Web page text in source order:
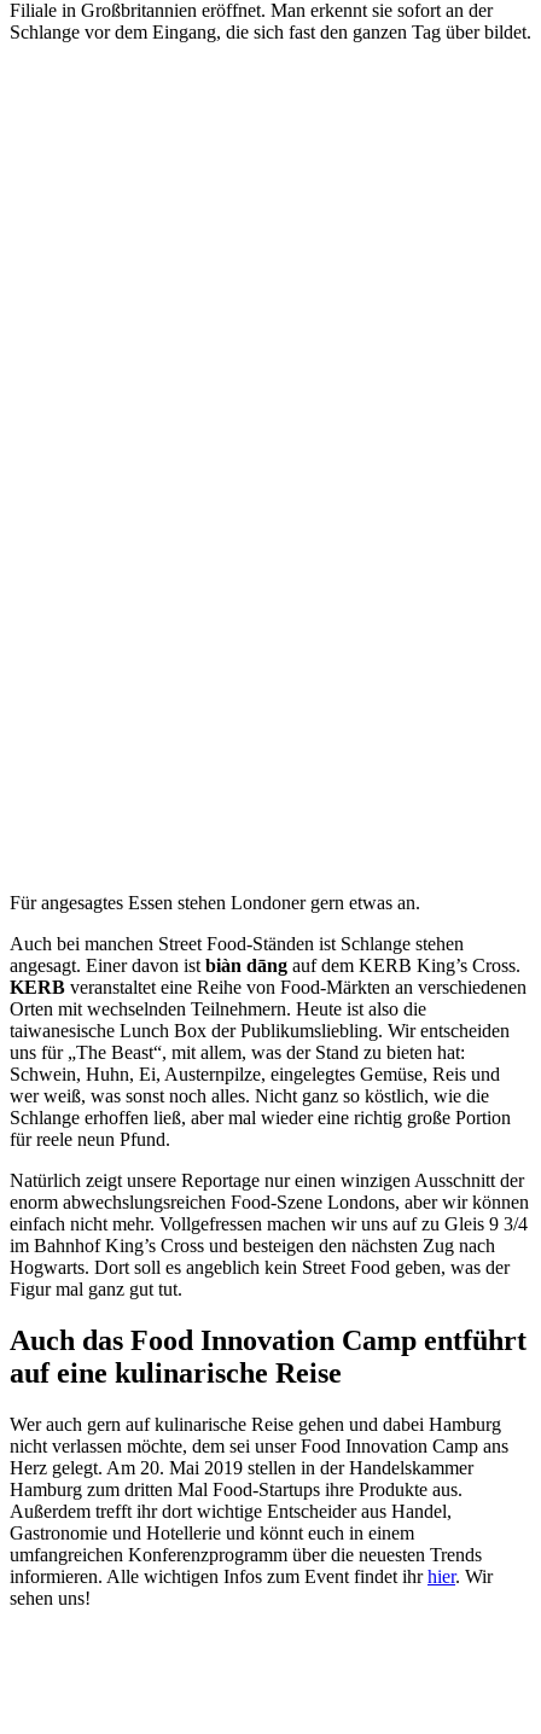
Filiale in Großbritannien eröffnet. Man erkennt sie sofort an der
Schlange vor dem Eingang, die sich fast den ganzen Tag über bildet.
Für angesagtes Essen stehen Londoner gern etwas an.
Auch bei manchen Street Food-Ständen ist Schlange stehen
angesagt. Einer davon ist biàn dāng auf dem KERB King’s Cross.
KERB veranstaltet eine Reihe von Food-Märkten an verschiedenen
Orten mit wechselnden Teilnehmern. Heute ist also die
taiwanesische Lunch Box der Publikumsliebling. Wir entscheiden
uns für „The Beast“, mit allem, was der Stand zu bieten hat:
Schwein, Huhn, Ei, Austernpilze, eingelegtes Gemüse, Reis und
wer weiß, was sonst noch alles. Nicht ganz so köstlich, wie die
Schlange erhoffen ließ, aber mal wieder eine richtig große Portion
für reele neun Pfund.
Natürlich zeigt unsere Reportage nur einen winzigen Ausschnitt der
enorm abwechslungsreichen Food-Szene Londons, aber wir können
einfach nicht mehr. Vollgefressen machen wir uns auf zu Gleis 9 3/4
im Bahnhof King’s Cross und besteigen den nächsten Zug nach
Hogwarts. Dort soll es angeblich kein Street Food geben, was der
Figur mal ganz gut tut.
Auch das Food Innovation Camp entführt
auf eine kulinarische Reise
Wer auch gern auf kulinarische Reise gehen und dabei Hamburg
nicht verlassen möchte, dem sei unser Food Innovation Camp ans
Herz gelegt. Am 20. Mai 2019 stellen in der Handelskammer
Hamburg zum dritten Mal Food-Startups ihre Produkte aus.
Außerdem trefft ihr dort wichtige Entscheider aus Handel,
Gastronomie und Hotellerie und könnt euch in einem
umfangreichen Konferenzprogramm über die neuesten Trends
informieren. Alle wichtigen Infos zum Event findet ihrhier. Wir
sehen uns!